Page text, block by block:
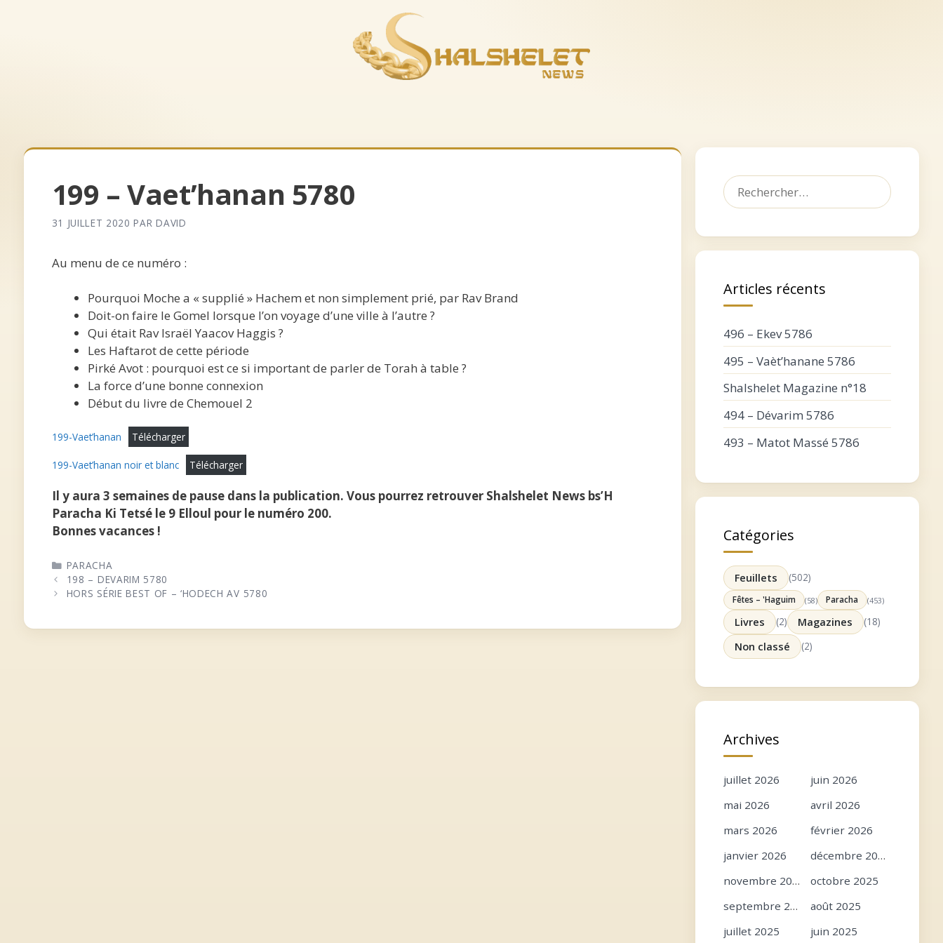
199 – Vaet’hanan 5780
31 JUILLET 2020 PAR DAVID
Au menu de ce numéro :
Pourquoi Moche a « supplié » Hachem et non simplement prié, par Rav Brand
Doit-on faire le Gomel lorsque l’on voyage d’une ville à l’autre ?
Qui était Rav Israël Yaacov Haggis ?
Les Haftarot de cette période
Pirké Avot : pourquoi est ce si important de parler de Torah à table ?
La force d’une bonne connexion
Début du livre de Chemouel 2
199-Vaet’hanan Télécharger
199-Vaet’hanan noir et blanc Télécharger
Il y aura 3 semaines de pause dans la publication. Vous pourrez retrouver Shalshelet News bs’H
Paracha Ki Tetsé le 9 Elloul pour le numéro 200.
Bonnes vacances !
CATÉGORIES
PARACHA
198 – DEVARIM 5780
HORS SÉRIE BEST OF – ‘HODECH AV 5780
Rechercher :
Articles récents
496 – Ekev 5786
495 – Vaèt’hanane 5786
Shalshelet Magazine n°18
494 – Dévarim 5786
493 – Matot Massé 5786
Catégories
Feuillets (502)
Fêtes – 'Haguim (58) Paracha (453)
Livres (2) Magazines (18)
Non classé (2)
Archives
juillet 2026
juin 2026
mai 2026
avril 2026
mars 2026
février 2026
janvier 2026
décembre 2025
novembre 2025
octobre 2025
septembre 2025
août 2025
juillet 2025
juin 2025